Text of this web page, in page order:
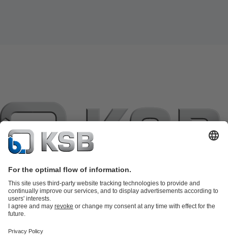
แค็ตตาล็อกผลิตภัณฑ์อะไหล่บริการด้านเทคนิคตะกร้าสินค้า
เทคโนโลยีสำหรับงานน้ำเสีย